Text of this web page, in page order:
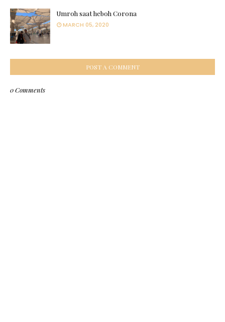
Umroh saat heboh Corona
MARCH 05, 2020
POST A COMMENT
0 Comments